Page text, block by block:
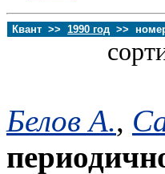
Квант >> 1990 год >>
Белов А.,